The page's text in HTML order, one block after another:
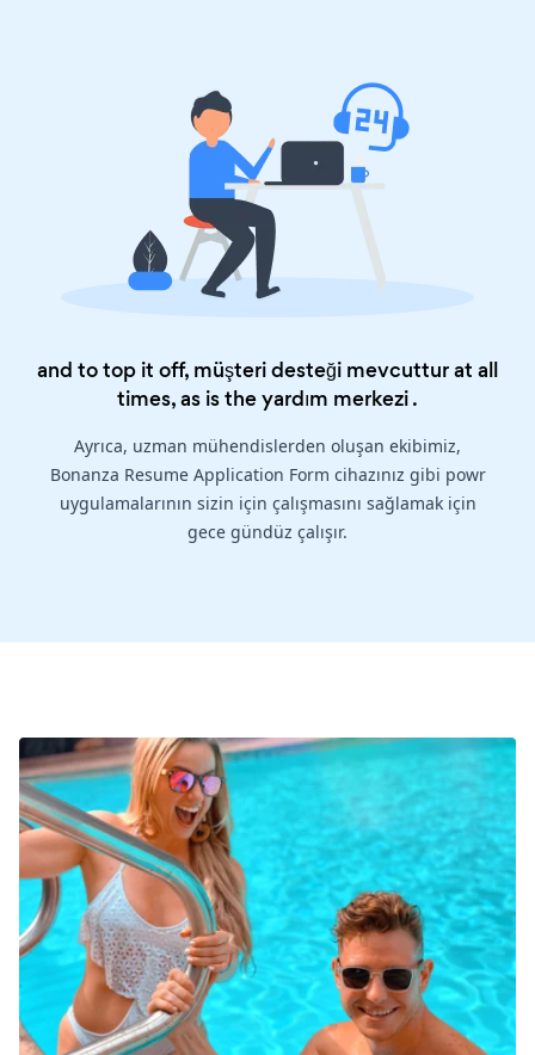
and to top it off, müşteri desteği mevcuttur at all
times, as is theyardım merkezi.
Ayrıca, uzman mühendislerden oluşan ekibimiz,
Bonanza Resume Application Form cihazınız gibi powr
uygulamalarının sizin için çalışmasını sağlamak için
gece gündüz çalışır.